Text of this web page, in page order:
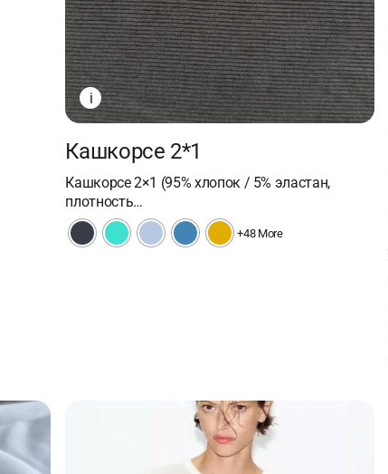
i
Кашкорсе 2*1
Кашкорсе 2×1 (95% хлопок / 5% эластан,
плотность…
+48 More